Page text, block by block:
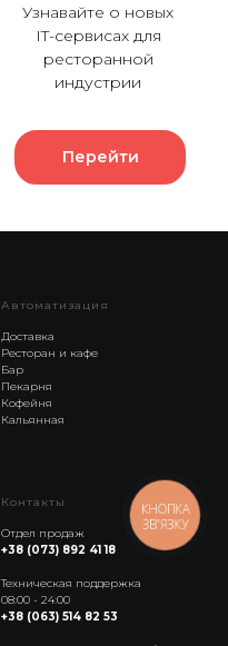
Узнавайте о новых
IT-сервисах для
ресторанной
индустрии
Перейти
Автоматизация
Доставка
Ресторан и кафе
Бар
Пекарня
Кофейня
Кальянная
Контакты
Отдел продаж
+38 (073) 892 41 18
Техническая поддержка
08:00 - 24:00
+38 (063) 514 82 53
КНОПКА
ЗВ'ЯЗКУ